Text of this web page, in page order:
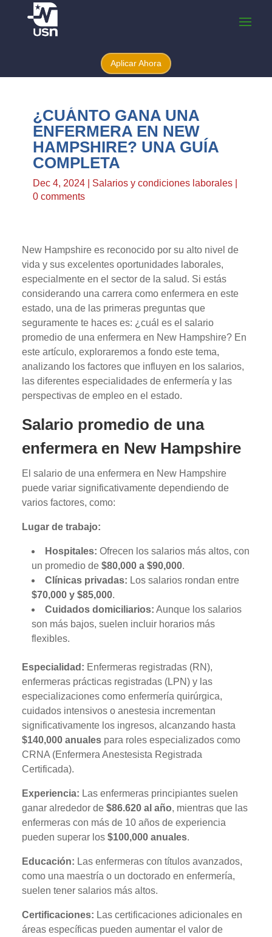
Aplicar Ahora
¿CUÁNTO GANA UNA
ENFERMERA EN NEW
HAMPSHIRE? UNA GUÍA
COMPLETA
Dec 4, 2024| Salarios y condiciones laborales|
0 comments
New Hampshire es reconocido por su alto nivel de
vida y sus excelentes oportunidades laborales,
especialmente en el sector de la salud. Si estás
considerando una carrera como enfermera en este
estado, una de las primeras preguntas que
seguramente te haces es: ¿cuál es el salario
promedio de una enfermera en New Hampshire? En
este artículo, exploraremos a fondo este tema,
analizando los factores que influyen en los salarios,
las diferentes especialidades de enfermería y las
perspectivas de empleo en el estado.
Salario promedio de una
enfermera en New Hampshire
El salario de una enfermera en New Hampshire
puede variar significativamente dependiendo de
varios factores, como:
Lugar de trabajo:
Hospitales: Ofrecen los salarios más altos, con
un promedio de$80,000 a $90,000.
Clínicas privadas: Los salarios rondan entre
$70,000 y $85,000.
Cuidados domiciliarios: Aunque los salarios
son más bajos, suelen incluir horarios más
flexibles.
Especialidad: Enfermeras registradas (RN),
enfermeras prácticas registradas (LPN) y las
especializaciones como enfermería quirúrgica,
cuidados intensivos o anestesia incrementan
significativamente los ingresos, alcanzando hasta
$140,000 anuales para roles especializados como
CRNA (Enfermera Anestesista Registrada
Certificada).
Experiencia: Las enfermeras principiantes suelen
ganar alrededor de$86.620 al año, mientras que las
enfermeras con más de 10 años de experiencia
pueden superar los$100,000 anuales.
Educación: Las enfermeras con títulos avanzados,
como una maestría o un doctorado en enfermería,
suelen tener salarios más altos.
Certificaciones: Las certificaciones adicionales en
áreas específicas pueden aumentar el valor de